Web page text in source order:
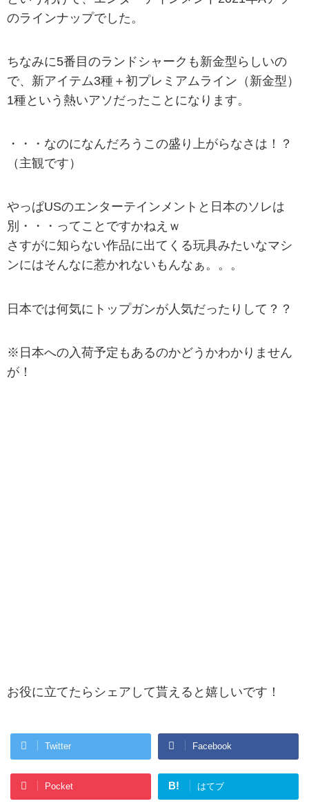
のラインナップでした。
ちなみに5番目のランドシャークも新金型らしいの
で、新アイテム3種＋初プレミアムライン（新金型）
1種という熱いアソだったことになります。
・・・なのになんだろうこの盛り上がらなさは！？
（主観です）
やっぱUSのエンターテインメントと日本のソレは
別・・・ってことですかねえｗ
さすがに知らない作品に出てくる玩具みたいなマシ
ンにはそんなに惹かれないもんなぁ。。。
日本では何気にトップガンが人気だったりして？？
※日本への入荷予定もあるのかどうかわかりません
が！
お役に立てたらシェアして貰えると嬉しいです！
Twitter Facebook
Pocket B! はてブ